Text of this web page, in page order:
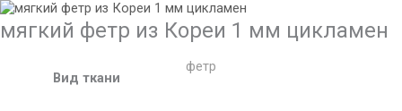
мягкий фетр из Кореи 1 мм цикламен
Вид ткани
фетр